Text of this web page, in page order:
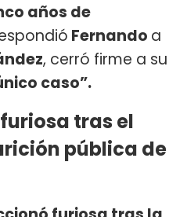
años de
Fernando a
, cerró firme a su
caso”.
tras el
pública de